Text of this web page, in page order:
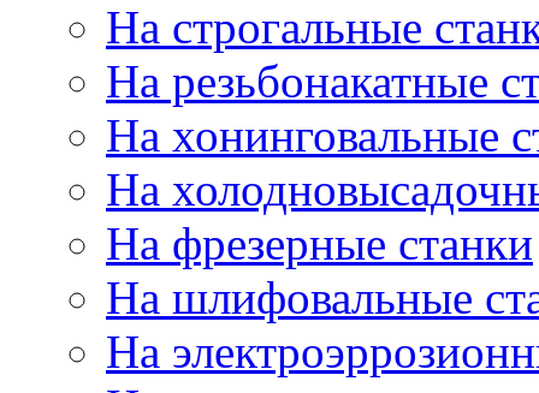
На строгальные
На резьбонакатные
На хонинговальные
На
На фрезерные станки
На шлифовальные
На